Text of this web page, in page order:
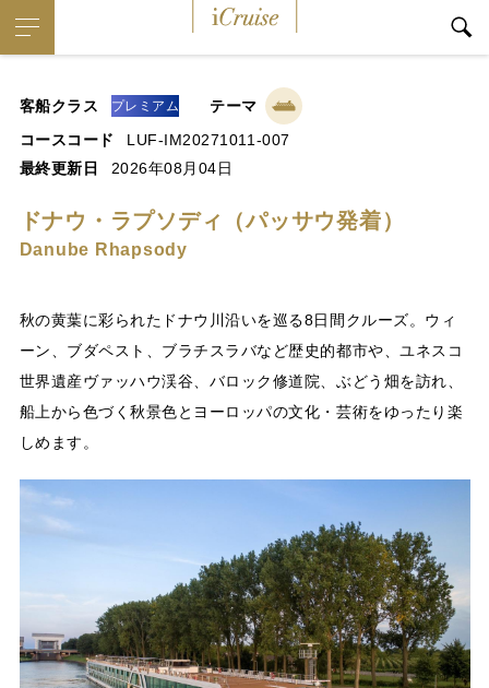
客船クラス プレミアム
テーマ
コースコード
LUF-IM20271011-007
最終更新日
2026年08月04日
ドナウ・ラプソディ（パッサウ発着）
Danube Rhapsody
秋の黄葉に彩られたドナウ川沿いを巡る8日間クルーズ。ウィ
ーン、ブダペスト、ブラチスラバなど歴史的都市や、ユネスコ
世界遺産ヴァッハウ渓谷、バロック修道院、ぶどう畑を訪れ、
船上から色づく秋景色とヨーロッパの文化・芸術をゆったり楽
しめます。